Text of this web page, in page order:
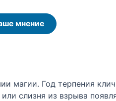
мнение
магии. Год терпения
слизня из взрыва